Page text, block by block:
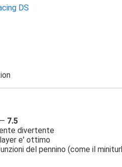
DS
7.5
divertente
e' ottimo
del pennino (come il